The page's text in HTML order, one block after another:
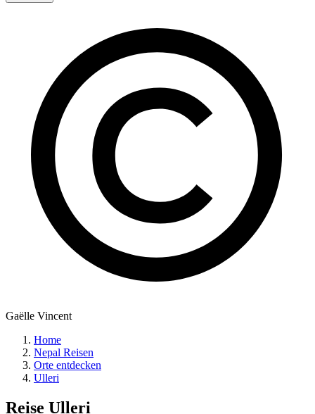
Gaëlle Vincent
Home
Nepal Reisen
Orte entdecken
Ulleri
Reise Ulleri